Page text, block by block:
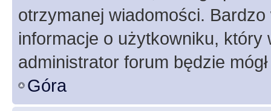
otrzymanej wiadomości.
informacje o użytkowniku, który
administrator forum będzie
Góra